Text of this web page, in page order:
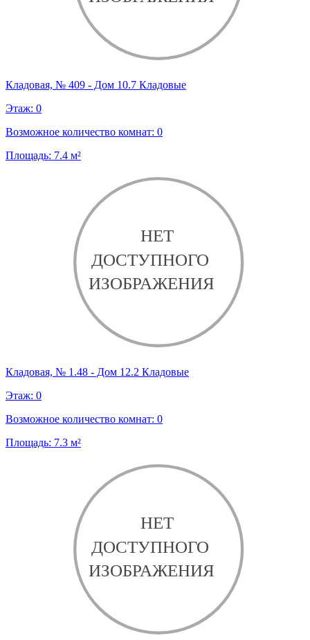
Кладовая, № 409 - Дом 10.7 Кладовые
Этаж: 0
Возможное количество комнат: 0
Площадь: 7.4 м²
Кладовая, № 1.48 - Дом 12.2 Кладовые
Этаж: 0
Возможное количество комнат: 0
Площадь: 7.3 м²